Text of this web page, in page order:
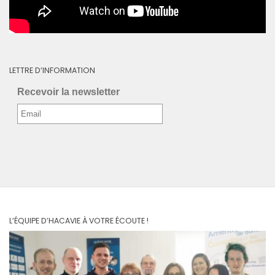
LETTRE D’INFORMATION
Recevoir la newsletter
L’ÉQUIPE D’HACAVIE À VOTRE ÉCOUTE !